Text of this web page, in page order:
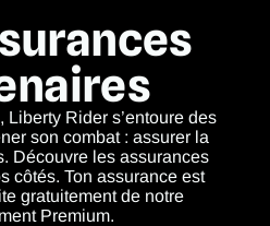
Rider s’entoure des
son combat : assurer la
Découvre les assurances
côtés. Ton assurance est
gratuitement de notre
Premium.